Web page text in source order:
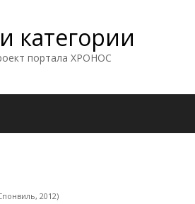
категории
портала ХРОНОС
2012)